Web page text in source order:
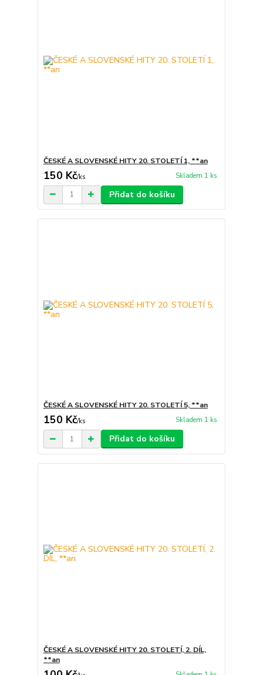
ČESKÉ A SLOVENSKÉ HITY 20. STOLETÍ 1, **an
150 Kč/ks Skladem 1 ks
Přidat do košíku
ČESKÉ A SLOVENSKÉ HITY 20. STOLETÍ 5, **an
150 Kč/ks Skladem 1 ks
Přidat do košíku
ČESKÉ A SLOVENSKÉ HITY 20. STOLETÍ, 2. DÍL,
**an